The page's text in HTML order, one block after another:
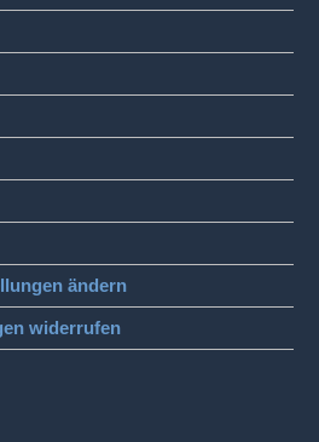
ändern
widerrufen